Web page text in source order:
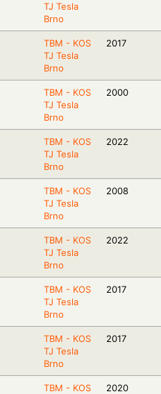
TJ Tesla
Brno
TBM - KOS
TJ Tesla
Brno
2017
TBM - KOS
TJ Tesla
Brno
2000
TBM - KOS
TJ Tesla
Brno
2022
TBM - KOS
TJ Tesla
Brno
2008
TBM - KOS
TJ Tesla
Brno
2022
TBM - KOS
TJ Tesla
Brno
2017
TBM - KOS
TJ Tesla
Brno
2017
TBM - KOS 2020